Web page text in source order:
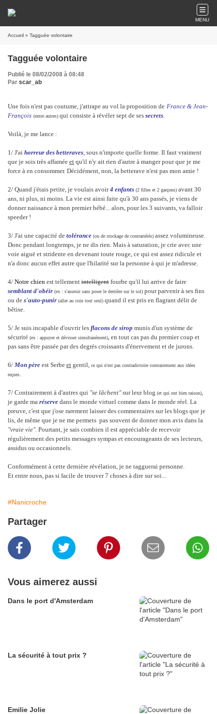
MENU
Accueil » Tagguée volontaire
Tagguée volontaire
Publié le 08/02/2008 à 08:48
Par scar_ab
Une fois n'est pas coutume, j'attrape au vol la proposition de France & Jean-
François (entre autres) qui consiste à révéler sept de ses secrets.
Voilà, je me lance :
1/ J'ai horreur des betteraves, sous n'importe quelle forme. Il faut vraiment
que je sois très affamée et qu'il n'y ait rien d'autre à manger pour que je me
force à en consommer. Décidément, non, la betterave n'est pas mon amie !
2/ Quand j'étais petite, je voulais avoir4 enfants (2 filles et 2 garçons) avant 30
ans, ni plus, ni moins. La vie est ainsi faite qu'à 30 ans passés, je viens de
donner naissance à mon premier bébé... alors, pour les 3 suivants, va falloir
speeder !
3/ J'ai une capacité de tolérance (ou de stockage de contrariétés) assez volumineuse.
Donc pendant longtemps, je ne dis rien. Mais à saturation, je crie avec une
voie aiguë et stridente en devenant toute rouge, ce qui est assez ridicule et
n'a donc aucun effet autre que l'hilarité sur la personne à qui je m'adresse.
4/ Notre chien est tellement intelligent fourbe qu'il lui arrive de faire
semblant d'obéir (ex : s'asseoir sans poser le derrière sur le sol) pour parvenir à ses fins
ou de s'auto-punir (aller au coin tout seul) quand il est pris en flagrant délit de
bêtise.
5/ Je suis incapable d'ouvrir les flacons de sirop munis d'un système de
sécurité (ex : appuyer et dévisser simultanément), en tout cas pas du premier coup et
pas sans être passée par des degrés croissants d'énervement et de jurons.
6/ Mon père est Serbe et gentil, ce qui n'est pas contradictoire contrairement aux idées
reçues.
7/ Contrairement à d'autres qui "se lâchent"sur leur blog (et qui ont bien raison),
je garde ma réserve dans le monde virtuel comme dans le monde réel. La
preuve, c'est que j'ose rarement laisser des commentaires sur les blogs que je
lis, de même que je ne me permets pas souvent de donner mon avis dans la
"vraie vie". Pourtant, je sais combien il est appréciable de recevoir
régulièrement des petits messages sympas et encourageants de ses lecteurs,
assidus ou occasionnels.
Conformément à cette dernière révélation, je ne tagguerai personne.
Et entre nous, pas si facile de trouver 7 choses à dire sur soi...
#Nanicroche
Partager
Vous aimerez aussi
Dans le port d'Amsterdam
La sécurité à tout prix ?
Emilie Jolie